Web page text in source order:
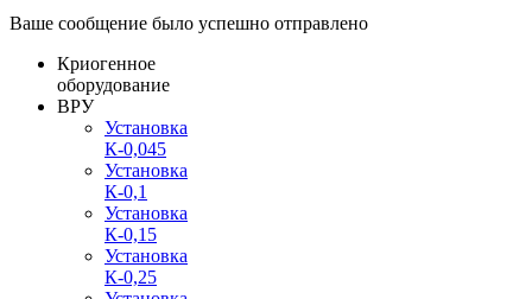
Ваше сообщение было успешно отправлено
Криогенное
оборудование
ВРУ
Установка
К-0,045
Установка
К-0,1
Установка
К-0,15
Установка
К-0,25